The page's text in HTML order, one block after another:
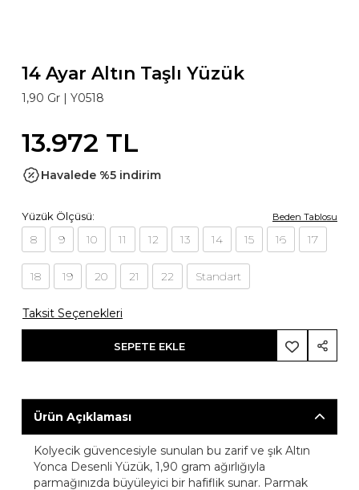
14 Ayar Altın Taşlı Yüzük
1,90 Gr | Y0518
13.972 TL
Havalede %5 indirim
Yüzük Ölçüsü: Beden Tablosu
8 9 10 11 12 13 14 15 16 17
18 19 20 21 22 Standart
Taksit Seçenekleri
SEPETE EKLE
Ürün Açıklaması
Kolyecik güvencesiyle sunulan bu zarif ve şık Altın
Yonca Desenli Yüzük, 1,90 gram ağırlığıyla
parmağınızda büyüleyici bir hafiflik sunar. Parmak